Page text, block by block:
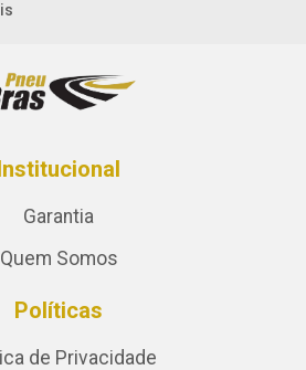
Garantia
Quem Somos
Políticas
de Privacidade